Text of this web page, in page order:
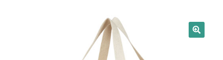
hijo
Técnicas del grabado